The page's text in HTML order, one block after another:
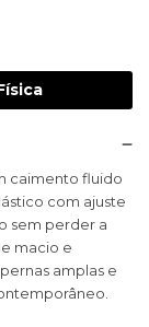
caimento fluido
com ajuste
sem perder a
macio e
amplas e